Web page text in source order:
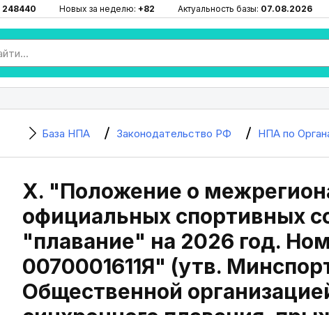
248440 Новых за неделю: +82 Актуальность базы: 07.08.2026
База НПА Законодательство РФ НПА по
X. "Положение о
официальных спортивных
"плавание" на 2026 год.
0070001611Я" (утв.
Общественной